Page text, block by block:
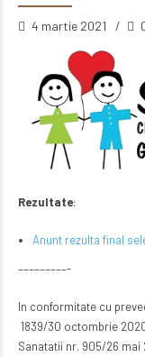
4 martie 2021
Rezultate:
Anunt rezulta final
–––––––––-
In conformitate cu
1839/30 octombrie
Sanatatii nr. 905/26